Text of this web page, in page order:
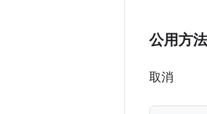
公用方法
取消